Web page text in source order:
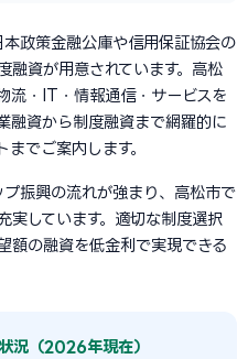
政策金融公庫や信用保証協会の
融資が用意されています。高松
流・IT・情報通信・サービスを
融資から制度融資まで網羅的に
でご案内します。
振興の流れが強まり、高松市で
実しています。適切な制度選択
額の融資を低金利で実現できる
況（2026年現在）